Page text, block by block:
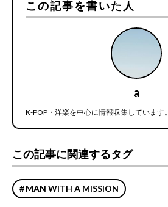
この記事を書いた人
a
K-POP・洋楽を中心に情報収集しています。
この記事に関連するタグ
MAN WITH A MISSION